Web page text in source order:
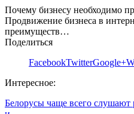
Почему бизнесу необходимо
Продвижение бизнеса в
преимуществ…
Поделиться
FacebookTwitterGoogle+
Интересное:
Белорусы чаще всего слушают